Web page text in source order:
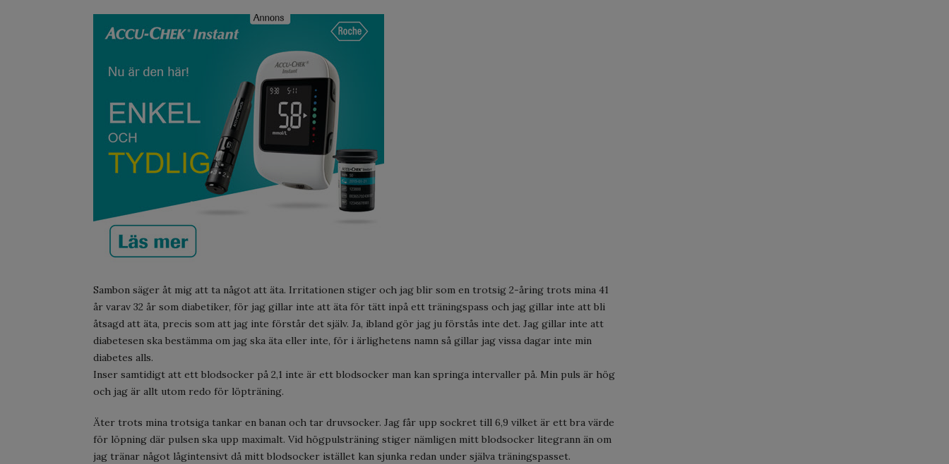
Sambon säger åt mig att ta något att äta. Irritationen stiger och jag blir som en trotsig 2-åring trots mina 41
år varav 32 år som diabetiker, för jag gillar inte att äta för tätt inpå ett träningspass och jag gillar inte att bli
åtsagd att äta, precis som att jag inte förstår det själv. Ja, ibland gör jag ju förstås inte det. Jag gillar inte att
diabetesen ska bestämma om jag ska äta eller inte, för i ärlighetens namn så gillar jag vissa dagar inte min
diabetes alls.
Inser samtidigt att ett blodsocker på 2,1 inte är ett blodsocker man kan springa intervaller på. Min puls är hög
och jag är allt utom redo för löpträning.
Äter trots mina trotsiga tankar en banan och tar druvsocker. Jag får upp sockret till 6,9 vilket är ett bra värde
för löpning där pulsen ska upp maximalt. Vid högpulsträning stiger nämligen mitt blodsocker litegrann än om
jag tränar något lågintensivt då mitt blodsocker istället kan sjunka redan under själva träningspasset.